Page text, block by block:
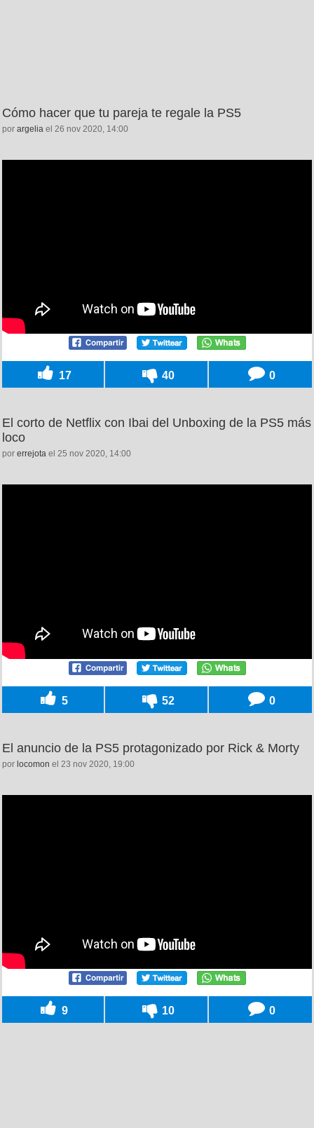
Cómo hacer que tu pareja te regale la PS5
por argelia el 26 nov 2020, 14:00
17 40 0
El corto de Netflix con Ibai del Unboxing de la PS5 más
loco
por errejota el 25 nov 2020, 14:00
5 52 0
El anuncio de la PS5 protagonizado por Rick & Morty
por locomon el 23 nov 2020, 19:00
9 10 0